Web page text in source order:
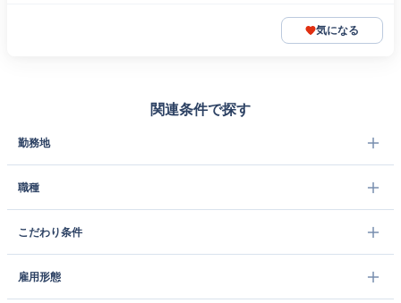
気になる
関連条件で探す
勤務地
職種
こだわり条件
雇用形態